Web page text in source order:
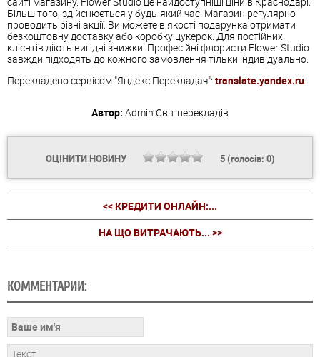
Більш того, здійснюється у будь-який час. Магазин регулярно
проводить різні акції. Ви можете в якості подарунка отримати
безкоштовну доставку або коробку цукерок. Для постійних
клієнтів діють вигідні знижки. Професійні флористи Flower Studio
завжди підходять до кожного замовлення тільки індивідуально.
Перекладено сервісом "Яндекс.Перекладач": translate.yandex.ru.
Автор: Admin Світ перекладів
ОЦІНИТИ НОВИНУ 5(голосів: 0)
<< КРЕДИТИ ОНЛАЙН:...
НА ЩО ВИТРАЧАЮТЬ... >>
КОММЕНТАРИИ: